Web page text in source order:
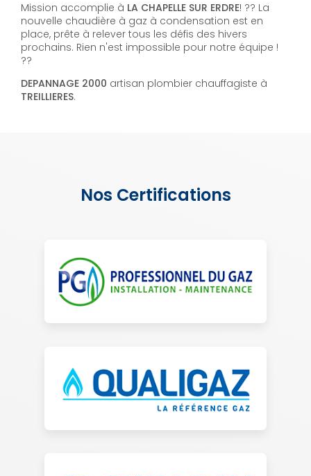
Mission accomplie à LA CHAPELLE SUR ERDRE! ?? La
nouvelle chaudière à gaz à condensation est en
place, prête à relever tous les défis des hivers
prochains. Rien n'est impossible pour notre équipe !
??
DEPANNAGE 2000 artisan plombier chauffagiste à
TREILLIERES.
Nos Certifications